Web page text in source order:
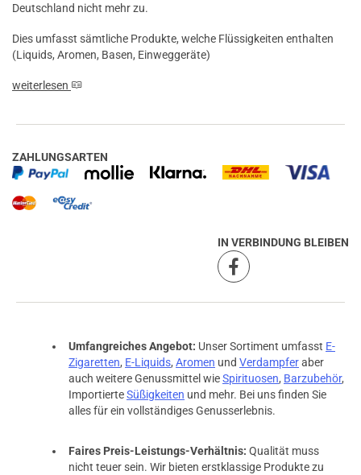
Deutschland nicht mehr zu.
Dies umfasst sämtliche Produkte, welche Flüssigkeiten enthalten
(Liquids, Aromen, Basen, Einweggeräte)
weiterlesen
ZAHLUNGSARTEN
IN VERBINDUNG BLEIBEN
Umfangreiches Angebot: Unser Sortiment umfasst E-
Zigaretten, E-Liquids, Aromen und Verdampferaber
auch weitere Genussmittel wieSpirituosen, Barzubehör,
ImportierteSüßigkeiten und mehr. Bei uns finden Sie
alles für ein vollständiges Genusserlebnis.
Faires Preis-Leistungs-Verhältnis: Qualität muss
nicht teuer sein. Wir bieten erstklassige Produkte zu